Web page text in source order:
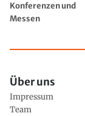
Konferenzen und
Messen
Über uns
Impressum
Team